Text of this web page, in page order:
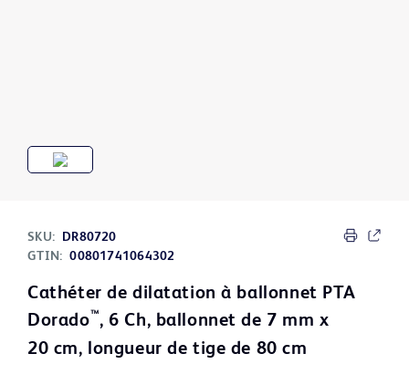
SKU:
DR80720
GTIN: 00801741064302
Cathéter de dilatation à ballonnet PTA
Dorado™, 6 Ch, ballonnet de 7 mm x
20 cm, longueur de tige de 80 cm